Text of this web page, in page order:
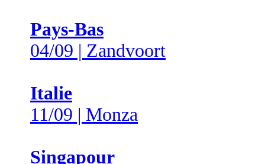
Pays-Bas
04/09 | Zandvoort
Italie
11/09 | Monza
Singapour